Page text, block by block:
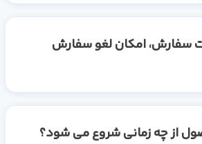
امکان لغو سفارش
چه زمانی شروع می شود؟